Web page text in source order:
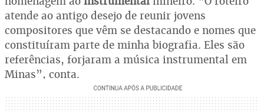
atende ao antigo desejo de reunir jovens
compositores que vêm se destacando e nomes que
constituíram parte de minha biografia. Eles são
referências, forjaram a música instrumental em
Minas”, conta.